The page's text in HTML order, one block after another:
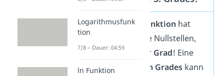
EinePolynomfunktion hat
maximal so viele Nullstellen,
wie ihr höchster Grad! Eine
Funktion
dritten Grades kann
Logarithmusfunk
tion
7/8 – Dauer: 04:59
ln Funktion